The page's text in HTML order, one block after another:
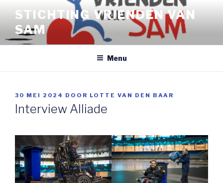
inhoud
springen
STICHTING VRIENDEN VAN
SAM
Menu
GEPLAATST
OP
30 MEI 2024 DOOR LOTTE VAN DEN BAAR
Interview Alliade